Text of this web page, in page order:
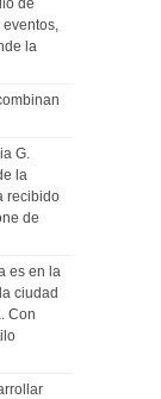
de
la
G.
la
recibido
de
es en la
ciudad
Con